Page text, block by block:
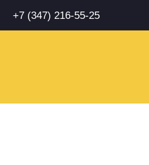
+7 (347) 216-55-25